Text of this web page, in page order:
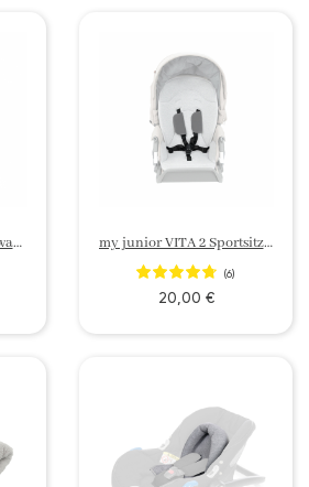
my junior VITA 2 Babywanne Matratze my junior VITA 2 Sportsitz 5-Punkt Anschnallgurt
(6)
20,00 €